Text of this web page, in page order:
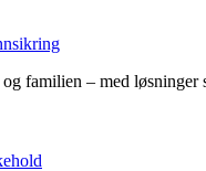
familien – med løsninger